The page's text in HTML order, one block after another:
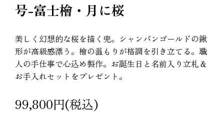
号-富士檜・月に桜
美しく幻想的な桜を描く兜。シャンパンゴールドの鍬
形が高級感漂う。檜の温もりが格調を引き立てる。職
人の手仕事で心込め製作。お誕生日と名前入り立札＆
お手入れセットをプレゼント。
99,800円(税込)